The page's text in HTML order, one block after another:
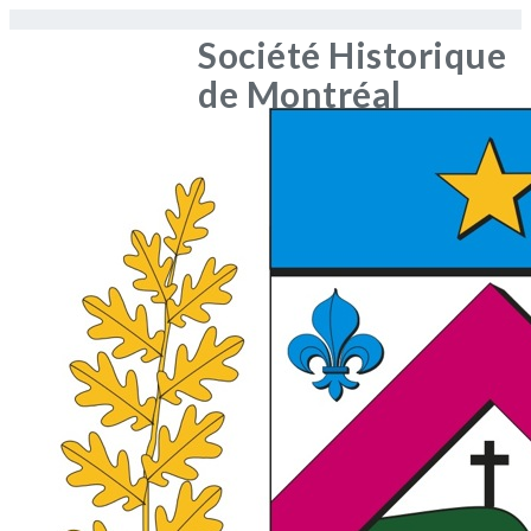
Société Historique
de Montréal